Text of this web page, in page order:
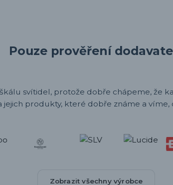
Pouze prověření
svítidel, protože dobře chápeme, že
jejich produkty, které dobře známe a víme,
Zobrazit všechny výrobce